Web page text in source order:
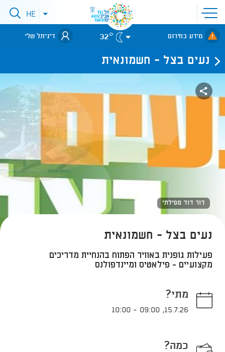
פתיחת
תפריט
אתר
לאתר עיריית
תל-אביב
פתיחתHE
מידע בחירום 32° דיגיתל שלי
נעים בצל - חשמונאית
דור דוד מסילתי
נעים בצל - חשמונאית
פעילות גופנית באוויר הפתוח בהנחיית מדריכים
מקצועיים - פילאטיס ומיינדפולנס
מתי?
15.7.26
,
09:00
-
10:00
כמה?